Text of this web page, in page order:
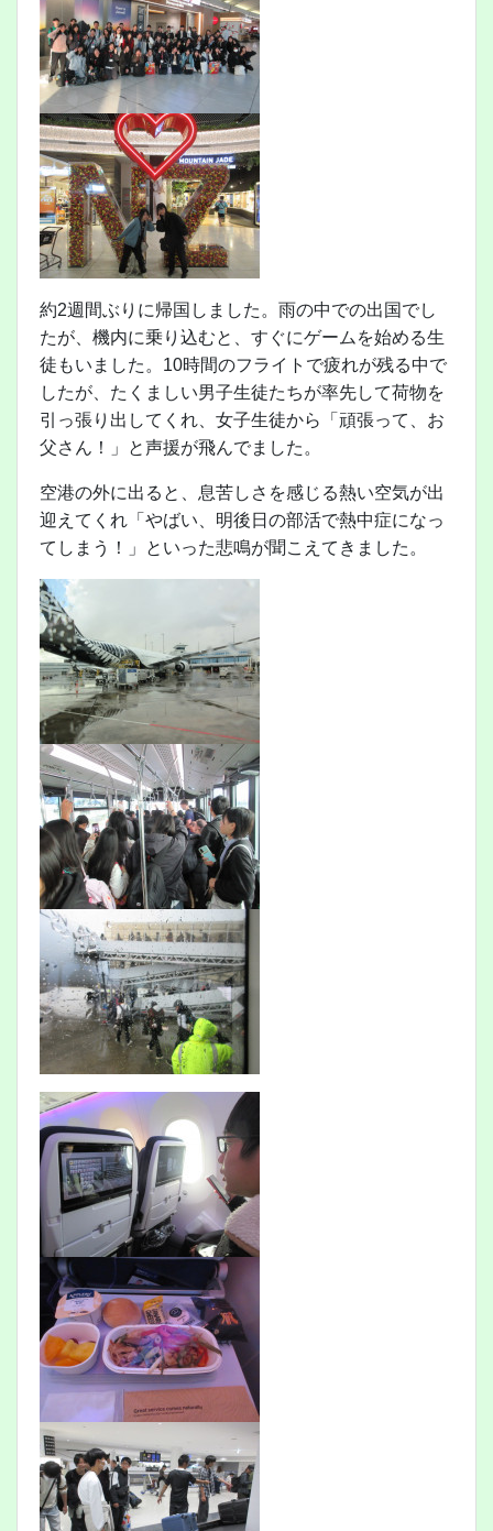
約2週間ぶりに帰国しました。雨の中での出国でし
たが、機内に乗り込むと、すぐにゲームを始める生
徒もいました。10時間のフライトで疲れが残る中で
したが、たくましい男子生徒たちが率先して荷物を
引っ張り出してくれ、女子生徒から「頑張って、お
父さん！」と声援が飛んでました。
空港の外に出ると、息苦しさを感じる熱い空気が出
迎えてくれ「やばい、明後日の部活で熱中症になっ
てしまう！」といった悲鳴が聞こえてきました。